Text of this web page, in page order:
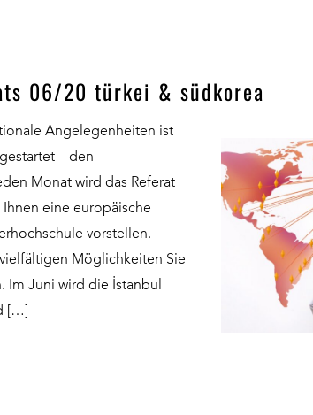
06/20 türkei & südkorea
Angelegenheiten ist
– den
Monat wird das Referat
eine europäische
vorstellen.
Möglichkeiten Sie
Im Juni wird die İstanbul
[…]